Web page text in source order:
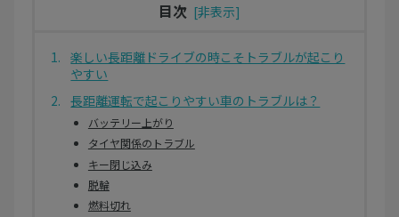
目次
楽しい長距離ドライブの時こそトラブルが起こり
やすい
長距離運転で起こりやすい車のトラブルは？
バッテリー上がり
タイヤ関係のトラブル
キー閉じ込み
脱輪
燃料切れ